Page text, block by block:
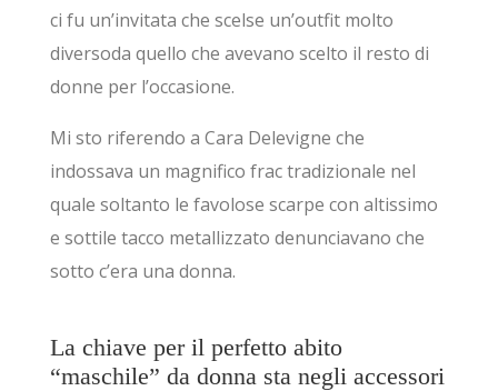
ci fu un’invitata che scelse un’outfit molto
diversoda quello che avevano scelto il resto di
donne per l’occasione.
Mi sto riferendo a Cara Delevigne che
indossava un magnifico frac tradizionale nel
quale soltanto le favolose scarpe con altissimo
e sottile tacco metallizzato denunciavano che
sotto c’era una donna.
La chiave per il perfetto abito
“maschile” da donna sta negli accessori